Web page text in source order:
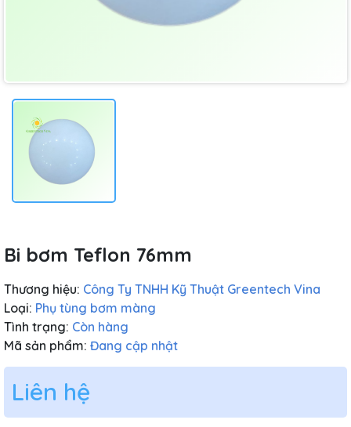
Bi bơm Teflon 76mm
Thương hiệu: Công Ty TNHH Kỹ Thuật Greentech Vina
Loại: Phụ tùng bơm màng
Tình trạng: Còn hàng
Mã sản phẩm: Đang cập nhật
Liên hệ